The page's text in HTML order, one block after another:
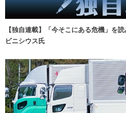
【独自連載】「今そこにある危機」を
ビニシウス氏